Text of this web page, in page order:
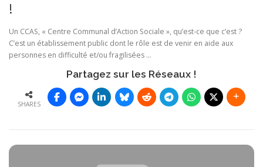
!
Un CCAS, « Centre Communal d’Action Sociale », qu’est-ce que c’est ?
C’est un établissement public dont le rôle est de venir en aide aux
personnes en difficulté et/ou fragilisées …
Partagez sur les Réseaux !
SHARES